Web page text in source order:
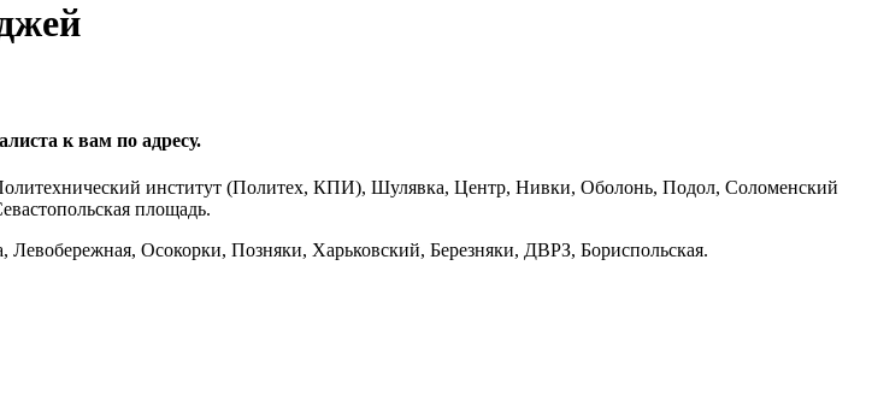
к вам по адресу.
институт (Политех, КПИ), Шулявка, Центр, Нивки, Оболонь, Подол, Соломенский
площадь.
Осокорки, Позняки, Харьковский, Березняки, ДВРЗ, Бориспольская.